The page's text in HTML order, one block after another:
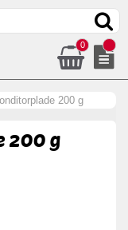
0
200 g
200 g